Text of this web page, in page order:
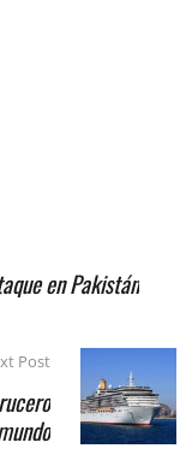
en Pakistán
Post